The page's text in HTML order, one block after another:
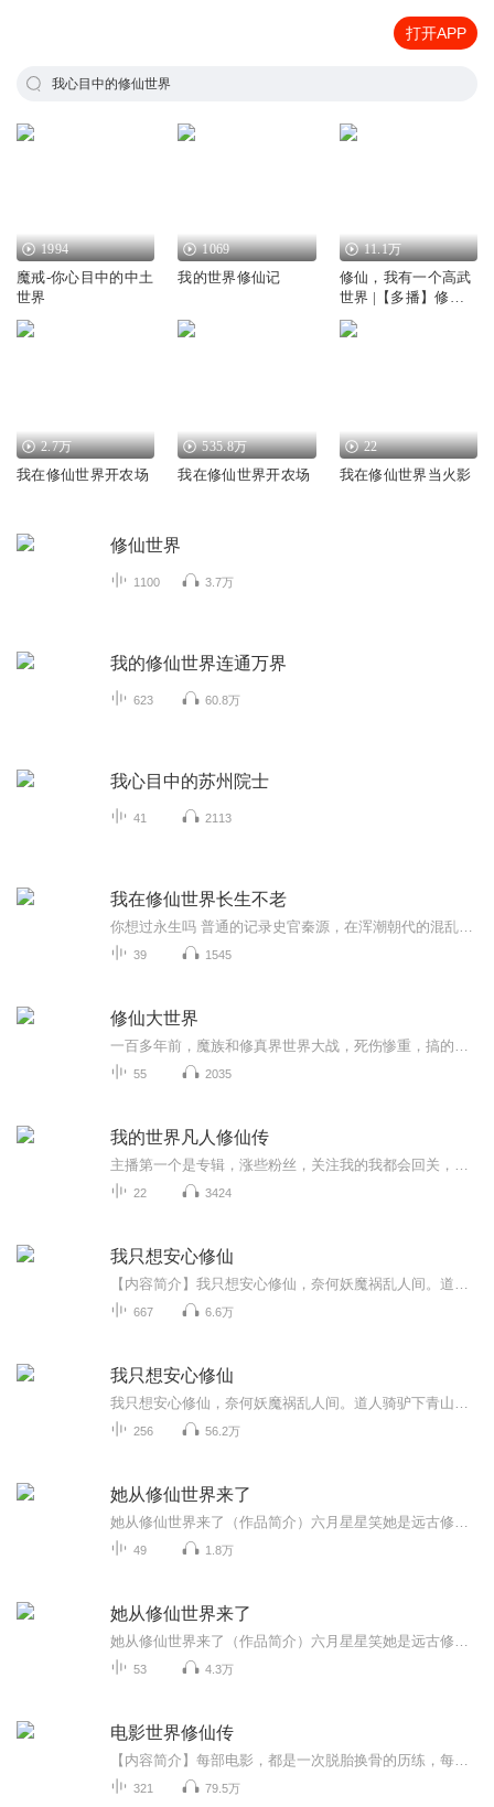
打开APP
我心目中的修仙世界
1994
魔戒-你心目中的中土
世界
1069
我的世界修仙记
11.1万
修仙，我有一个高武
世界 |【多播】修仙 |
一个修仙世界
2.7万
我在修仙世界开农场
535.8万
我在修仙世界开农场
22
我在修仙世界当火影
修仙世界
1100 3.7万
我的修仙世界连通万界
623 60.8万
我心目中的苏州院士
41 2113
我在修仙世界长生不老
39 1545
修仙大世界
55 2035
我的世界凡人修仙传
22 3424
我只想安心修仙
667 6.6万
我只想安心修仙
256 56.2万
她从修仙世界来了
49 1.8万
她从修仙世界来了
53 4.3万
电影世界修仙传
321 79.5万